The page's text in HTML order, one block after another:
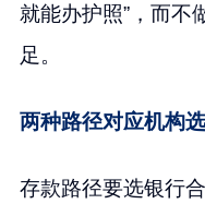
就能办护照”，而不
足。
两种路径对应机构
存款路径要选银行